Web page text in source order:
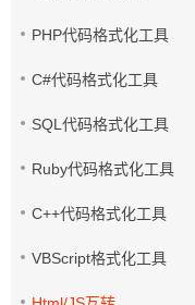
PHP代码格式化工具
C#代码格式化工具
SQL代码格式化工具
Ruby代码格式化工具
C++代码格式化工具
VBScript格式化工具